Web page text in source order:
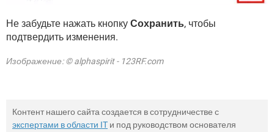
Не забудьте нажать кнопку Сохранить, чтобы
подтвердить изменения.
Изображение: © alphaspirit - 123RF.com
Контент нашего сайта создается в сотрудничестве с
экспертами в области IT и под руководством основателя